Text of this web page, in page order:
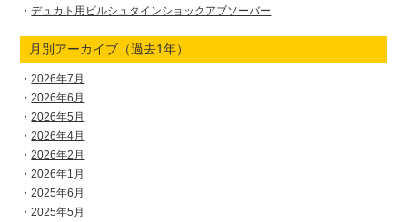
デュカト用ビルシュタインショックアブソーバー
月別アーカイブ（過去1年）
2026年7月
2026年6月
2026年5月
2026年4月
2026年2月
2026年1月
2025年6月
2025年5月